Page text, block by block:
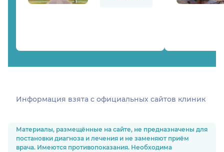
Информация взята c официальных сайтов клиник
Материалы, размещённые на сайте, не предназначены для
постановки диагноза и лечения и не заменяют приём
врача. Имеются противопоказания. Необходима